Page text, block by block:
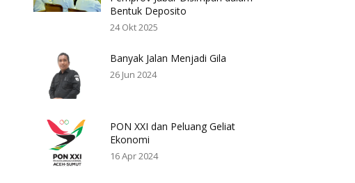
Bentuk Deposito
24 Okt 2025
Banyak Jalan Menjadi Gila
26 Jun 2024
PON XXI dan Peluang Geliat
Ekonomi
16 Apr 2024